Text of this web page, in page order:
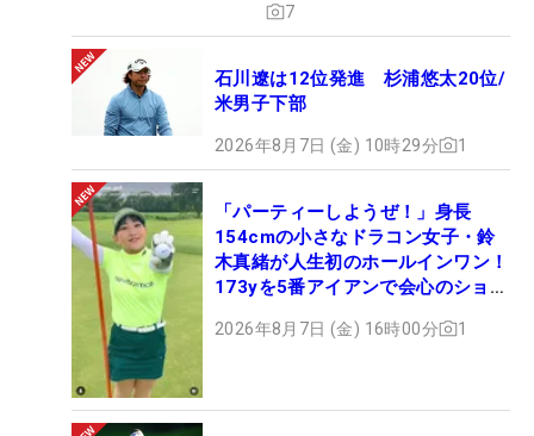
7
石川遼は12位発進 杉浦悠太20位/
米男子下部
2026年8月7日 (金) 10時29分 1
「パーティーしようぜ！」身長
154cmの小さなドラコン女子・鈴
木真緒が人生初のホールインワン！
173yを5番アイアンで会心のショッ
2026年8月7日 (金) 16時00分 1